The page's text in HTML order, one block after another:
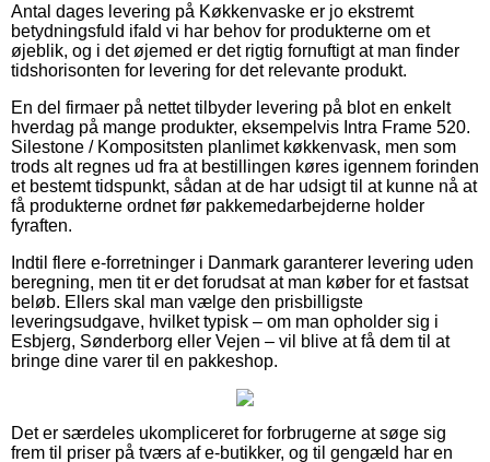
Antal dages levering på Køkkenvaske er jo ekstremt
betydningsfuld ifald vi har behov for produkterne om et
øjeblik, og i det øjemed er det rigtig fornuftigt at man finder
tidshorisonten for levering for det relevante produkt.
En del firmaer på nettet tilbyder levering på blot en enkelt
hverdag på mange produkter, eksempelvis Intra Frame 520.
Silestone / Kompositsten planlimet køkkenvask, men som
trods alt regnes ud fra at bestillingen køres igennem forinden
et bestemt tidspunkt, sådan at de har udsigt til at kunne nå at
få produkterne ordnet før pakkemedarbejderne holder
fyraften.
Indtil flere e-forretninger i Danmark garanterer levering uden
beregning, men tit er det forudsat at man køber for et fastsat
beløb. Ellers skal man vælge den prisbilligste
leveringsudgave, hvilket typisk – om man opholder sig i
Esbjerg, Sønderborg eller Vejen – vil blive at få dem til at
bringe dine varer til en pakkeshop.
Det er særdeles ukompliceret for forbrugerne at søge sig
frem til priser på tværs af e-butikker, og til gengæld har en